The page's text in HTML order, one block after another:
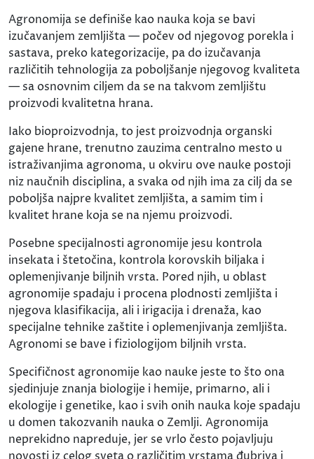
Agronomija se definiše kao nauka koja se bavi
izučavanjem zemljišta — počev od njegovog porekla i
sastava, preko kategorizacije, pa do izučavanja
različitih tehnologija za poboljšanje njegovog kvaliteta
— sa osnovnim ciljem da se na takvom zemljištu
proizvodi kvalitetna hrana.
Iako bioproizvodnja, to jest proizvodnja organski
gajene hrane, trenutno zauzima centralno mesto u
istraživanjima agronoma, u okviru ove nauke postoji
niz naučnih disciplina, a svaka od njih ima za cilj da se
poboljša najpre kvalitet zemljišta, a samim tim i
kvalitet hrane koja se na njemu proizvodi.
Posebne specijalnosti agronomije jesu kontrola
insekata i štetočina, kontrola korovskih biljaka i
oplemenjivanje biljnih vrsta. Pored njih, u oblast
agronomije spadaju i procena plodnosti zemljišta i
njegova klasifikacija, ali i irigacija i drenaža, kao
specijalne tehnike zaštite i oplemenjivanja zemljišta.
Agronomi se bave i fiziologijom biljnih vrsta.
Specifičnost agronomije kao nauke jeste to što ona
sjedinjuje znanja biologije i hemije, primarno, ali i
ekologije i genetike, kao i svih onih nauka koje spadaju
u domen takozvanih nauka o Zemlji. Agronomija
neprekidno napreduje, jer se vrlo često pojavljuju